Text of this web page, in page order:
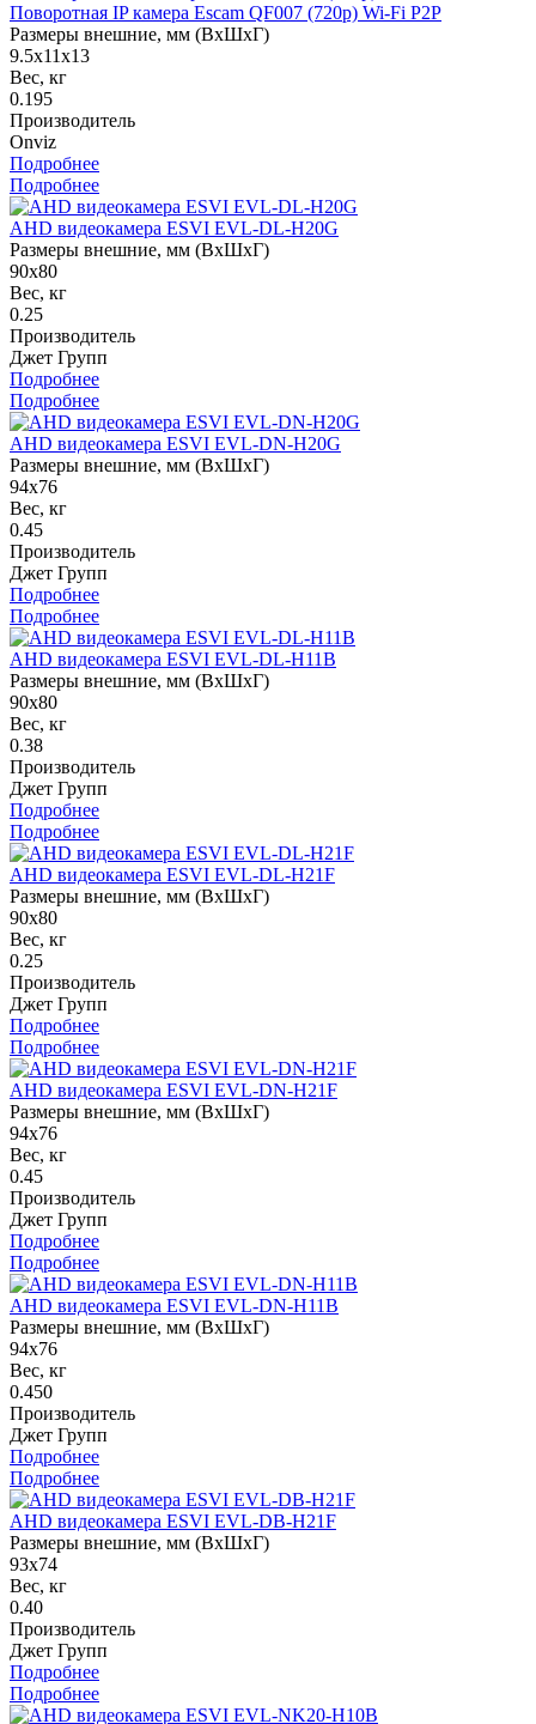
Поворотная IP камера Escam QF007 (720p) Wi-Fi P2P
Размеры внешние, мм (ВхШхГ)
9.5х11х13
Вес, кг
0.195
Производитель
Onviz
Подробнее
Подробнее
AHD видеокамера ESVI EVL-DL-H20G
Размеры внешние, мм (ВхШхГ)
90х80
Вес, кг
0.25
Производитель
Джет Групп
Подробнее
Подробнее
AHD видеокамера ESVI EVL-DN-H20G
Размеры внешние, мм (ВхШхГ)
94x76
Вес, кг
0.45
Производитель
Джет Групп
Подробнее
Подробнее
AHD видеокамера ESVI EVL-DL-H11B
Размеры внешние, мм (ВхШхГ)
90х80
Вес, кг
0.38
Производитель
Джет Групп
Подробнее
Подробнее
AHD видеокамера ESVI EVL-DL-H21F
Размеры внешние, мм (ВхШхГ)
90х80
Вес, кг
0.25
Производитель
Джет Групп
Подробнее
Подробнее
AHD видеокамера ESVI EVL-DN-H21F
Размеры внешние, мм (ВхШхГ)
94x76
Вес, кг
0.45
Производитель
Джет Групп
Подробнее
Подробнее
AHD видеокамера ESVI EVL-DN-H11B
Размеры внешние, мм (ВхШхГ)
94х76
Вес, кг
0.450
Производитель
Джет Групп
Подробнее
Подробнее
AHD видеокамера ESVI EVL-DB-H21F
Размеры внешние, мм (ВхШхГ)
93x74
Вес, кг
0.40
Производитель
Джет Групп
Подробнее
Подробнее